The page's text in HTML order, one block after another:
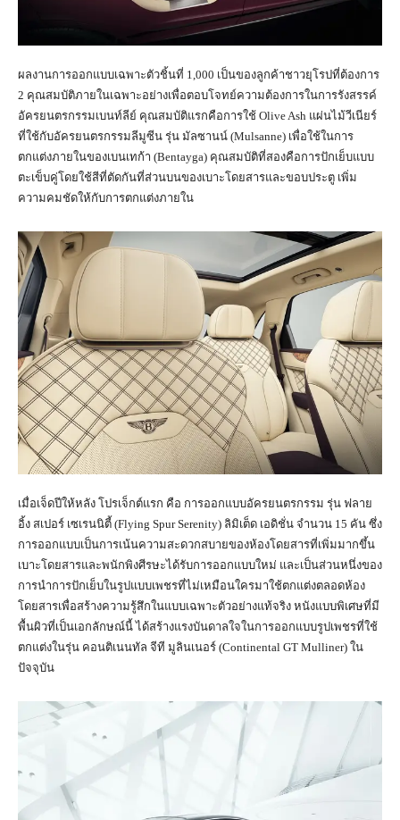
ผลงานการออกแบบเฉพาะตัวชิ้นที่ 1,000 เป็นของลูกค้าชาวยุโรปที่ต้องการ
2 คุณสมบัติภายในเฉพาะอย่างเพื่อตอบโจทย์ความต้องการในการรังสรรค์
อัครยนตรกรรมเบนท์ลีย์ คุณสมบัติแรกคือการใช้ Olive Ash แผ่นไม้วีเนียร์
ที่ใช้กับอัครยนตรกรรมลีมูซีน รุ่น มัลซานน์ (Mulsanne) เพื่อใช้ในการ
ตกแต่งภายในของเบนเทก้า (Bentayga) คุณสมบัติที่สองคือการปักเย็บแบบ
ตะเข็บคู่โดยใช้สีที่ตัดกันที่ส่วนบนของเบาะโดยสารและขอบประตู เพิ่ม
ความคมชัดให้กับการตกแต่งภายใน
เมื่อเจ็ดปีให้หลัง โปรเจ็กต์แรก คือ การออกแบบอัครยนตรกรรม รุ่น ฟลาย
อิ้ง สเปอร์ เซเรนนิตี้ (Flying Spur Serenity) ลิมิเต็ด เอดิชั่น จำนวน 15 คัน ซึ่ง
การออกแบบเป็นการเน้นความสะดวกสบายของห้องโดยสารที่เพิ่มมากขึ้น
เบาะโดยสารและพนักพิงศีรษะได้รับการออกแบบใหม่ และเป็นส่วนหนึ่งของ
การนำการปักเย็บในรูปแบบเพชรที่ไม่เหมือนใครมาใช้ตกแต่งตลอดห้อง
โดยสารเพื่อสร้างความรู้สึกในแบบเฉพาะตัวอย่างแท้จริง หนังแบบพิเศษที่มี
พื้นผิวที่เป็นเอกลักษณ์นี้ ได้สร้างแรงบันดาลใจในการออกแบบรูปเพชรที่ใช้
ตกแต่งในรุ่น คอนติเนนทัล จีที มูลินเนอร์ (Continental GT Mulliner) ใน
ปัจจุบัน